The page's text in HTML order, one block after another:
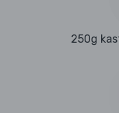
250g